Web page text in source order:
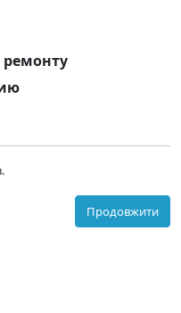
ремонту
Продовжити